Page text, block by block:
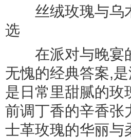
丝绒玫瑰与乌木
选
在派对与晚宴的
无愧的经典答案,
是日常里甜腻的玫
前调丁香的辛香张
士革玫瑰的华丽与